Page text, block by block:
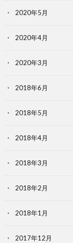
2020年5月
2020年4月
2020年3月
2018年6月
2018年5月
2018年4月
2018年3月
2018年2月
2018年1月
2017年12月